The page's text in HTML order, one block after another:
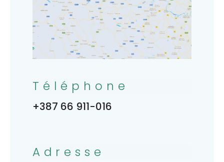
Téléphone
+387 66 911-016
Adresse